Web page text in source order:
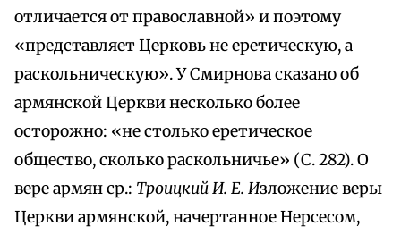
отличается от православной» и поэтому
«представляет Церковь не еретическую, а
раскольническую». У Смирнова сказано об
армянской Церкви несколько более
осторожно: «не столько еретическое
общество, сколько раскольничье» (С. 282). О
вере армян ср.: Троицкий И. Е. Изложение веры
Церкви армянской, начертанное Нерсесом,